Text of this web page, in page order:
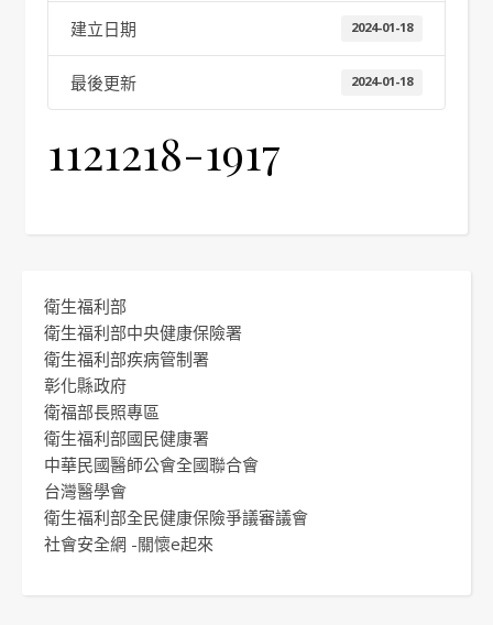
建立日期 2024-01-18
最後更新 2024-01-18
1121218-1917
衛生福利部
衛生福利部中央健康保險署
衛生福利部疾病管制署
彰化縣政府
衛福部長照專區
衛生福利部國民健康署
中華民國醫師公會全國聯合會
台灣醫學會
衛生福利部全民健康保險爭議審議會
社會安全網 -關懷e起來